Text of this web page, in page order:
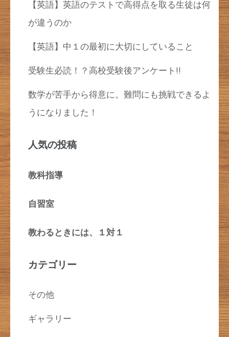
【英語】英語のテストで高得点を取る生徒は何
が違うのか
【英語】中１の最初に大切にしていること
受験生必読！？高校受験後アンケート!!
数学が苦手から得意に。難問にも挑戦できるよ
うになりました！
人気の投稿
教科指導
自習室
教わるときには、１対１
カテゴリー
その他
ギャラリー